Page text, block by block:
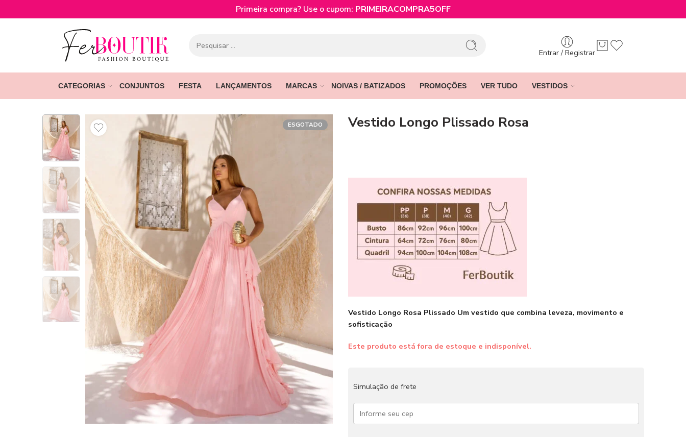
Primeira compra? Use o cupom: PRIMEIRACOMPRA5OFF
Entrar / Registrar
CATEGORIAS CONJUNTOS FESTA LANÇAMENTOS MARCAS NOIVAS / BATIZADOS PROMOÇÕES VER TUDO VESTIDOS
ESGOTADO Vestido Longo Plissado Rosa
Vestido Longo Rosa Plissado Um vestido que combina leveza, movimento e
sofisticação
Este produto está fora de estoque e indisponível.
Simulação de frete